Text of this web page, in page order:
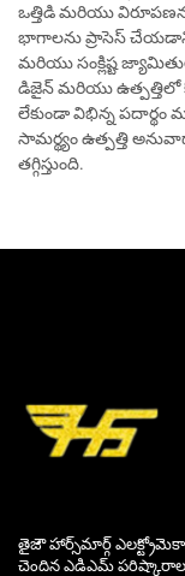
ఒత్తిడి మరియు
భాగాలను ప్రాసెస్
మరియు సంక్లిష్ట
డిజైన్ మరియు ఉత్పత్తిలో
లేకుండా విభిన్న
సామర్థ్యం ఉత్పత్తి
తగ్గిస్తుంది.
తైజౌ హార్స్‌మార్గ్
చెందిన ఎడిఎమ్